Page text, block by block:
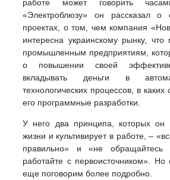
работе может говорить
«Электроблюзу» он рассказал о
проектах, о том, чем компания
интересна украинскому рынку,
промышленным предприятиям,
о повышении своей
вкладывать деньги в
технологических процессов, в
его программные разработки.
У него два принципа, которых он
жизни и культивирует в работе, –
правильно» и «не обращайтесь
работайте с первоисточником».
еще поговорим более подробно.